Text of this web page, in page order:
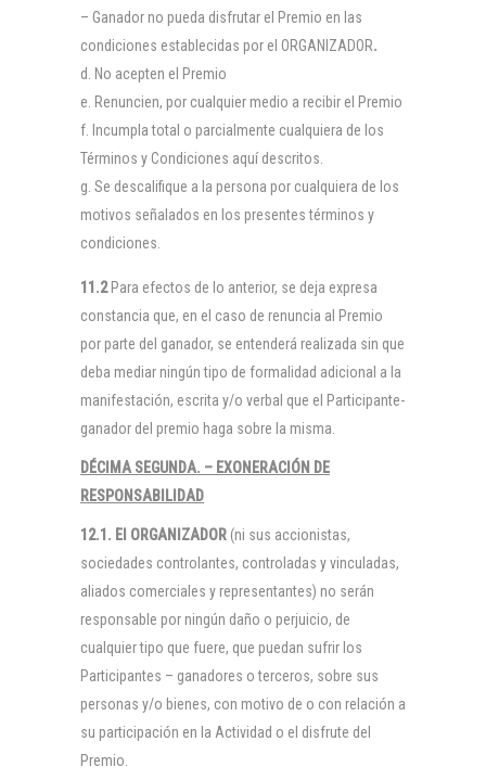
– Ganador no pueda disfrutar el Premio en las
condiciones establecidas por el ORGANIZADOR.
No acepten el Premio
Renuncien, por cualquier medio a recibir el Premio
Incumpla total o parcialmente cualquiera de los
Términos y Condiciones aquí descritos.
Se descalifique a la persona por cualquiera de los
motivos señalados en los presentes términos y
condiciones.
11.2Para efectos de lo anterior, se deja expresa
constancia que, en el caso de renuncia al Premio
por parte del ganador, se entenderá realizada sin que
deba mediar ningún tipo de formalidad adicional a la
manifestación, escrita y/o verbal que el Participante-
ganador del premio haga sobre la misma.
DÉCIMA SEGUNDA. – EXONERACIÓN DE
RESPONSABILIDAD
12.1. El ORGANIZADOR (ni sus accionistas,
sociedades controlantes, controladas y vinculadas,
aliados comerciales y representantes) no serán
responsable por ningún daño o perjuicio, de
cualquier tipo que fuere, que puedan sufrir los
Participantes – ganadores o terceros, sobre sus
personas y/o bienes, con motivo de o con relación a
su participación en la Actividad o el disfrute del
Premio.